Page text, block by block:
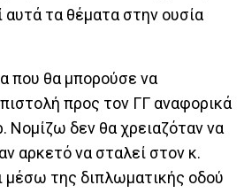
αυτά τα θέματα στην ουσία
που θα μπορούσε να
προς τον ΓΓ αναφορικά
Νομίζω δεν θα χρειαζόταν να
αρκετό να σταλεί στον κ.
μέσω της διπλωματικής οδού